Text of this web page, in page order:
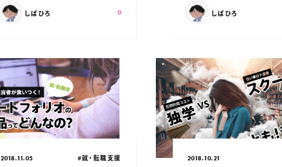
この記事を書いた人：
しばひろ スキ：
0Shares この記事を書いた人：
しばひろ
公開日：
2018.11.05 カテゴリ：
#就・転職支援 公開日：
2018.10.21